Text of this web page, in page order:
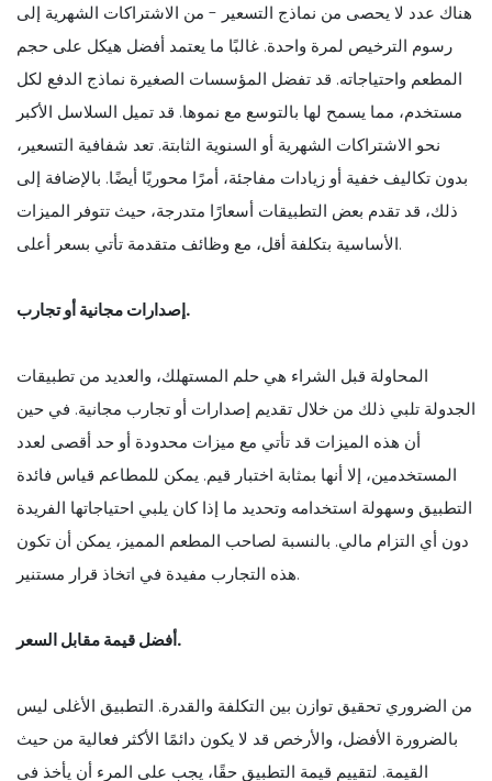
هناك عدد لا يحصى من نماذج التسعير - من الاشتراكات الشهرية إلى
رسوم الترخيص لمرة واحدة. غالبًا ما يعتمد أفضل هيكل على حجم
المطعم واحتياجاته. قد تفضل المؤسسات الصغيرة نماذج الدفع لكل
مستخدم، مما يسمح لها بالتوسع مع نموها. قد تميل السلاسل الأكبر
نحو الاشتراكات الشهرية أو السنوية الثابتة. تعد شفافية التسعير،
بدون تكاليف خفية أو زيادات مفاجئة، أمرًا محوريًا أيضًا. بالإضافة إلى
ذلك، قد تقدم بعض التطبيقات أسعارًا متدرجة، حيث تتوفر الميزات
الأساسية بتكلفة أقل، مع وظائف متقدمة تأتي بسعر أعلى.
إصدارات مجانية أو تجارب.
المحاولة قبل الشراء هي حلم المستهلك، والعديد من تطبيقات
الجدولة تلبي ذلك من خلال تقديم إصدارات أو تجارب مجانية. في حين
أن هذه الميزات قد تأتي مع ميزات محدودة أو حد أقصى لعدد
المستخدمين، إلا أنها بمثابة اختبار قيم. يمكن للمطاعم قياس فائدة
التطبيق وسهولة استخدامه وتحديد ما إذا كان يلبي احتياجاتها الفريدة
دون أي التزام مالي. بالنسبة لصاحب المطعم المميز، يمكن أن تكون
هذه التجارب مفيدة في اتخاذ قرار مستنير.
أفضل قيمة مقابل السعر.
من الضروري تحقيق توازن بين التكلفة والقدرة. التطبيق الأغلى ليس
بالضرورة الأفضل، والأرخص قد لا يكون دائمًا الأكثر فعالية من حيث
القيمة. لتقييم قيمة التطبيق حقًا، يجب على المرء أن يأخذ في